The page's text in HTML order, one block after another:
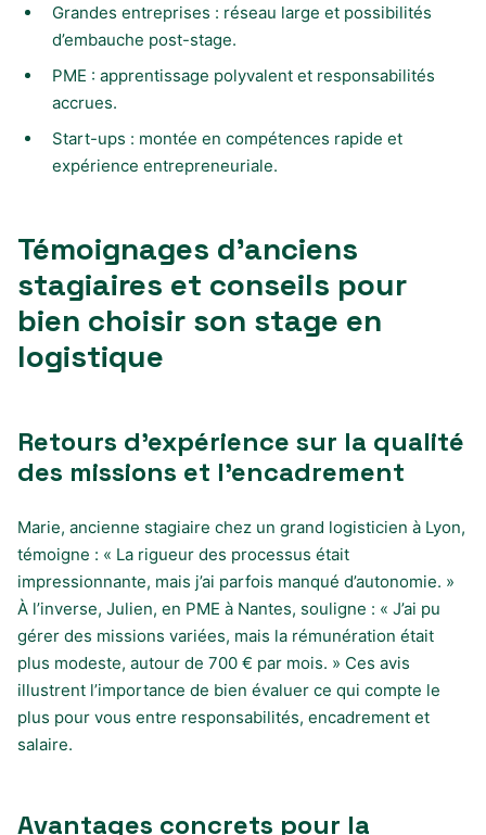
Grandes entreprises : réseau large et possibilités
d’embauche post-stage.
PME : apprentissage polyvalent et responsabilités
accrues.
Start-ups : montée en compétences rapide et
expérience entrepreneuriale.
Témoignages d’anciens
stagiaires et conseils pour
bien choisir son stage en
logistique
Retours d’expérience sur la qualité
des missions et l’encadrement
Marie, ancienne stagiaire chez un grand logisticien à Lyon,
témoigne : « La rigueur des processus était
impressionnante, mais j’ai parfois manqué d’autonomie. »
À l’inverse, Julien, en PME à Nantes, souligne : « J’ai pu
gérer des missions variées, mais la rémunération était
plus modeste, autour de 700 € par mois. » Ces avis
illustrent l’importance de bien évaluer ce qui compte le
plus pour vous entre responsabilités, encadrement et
salaire.
Avantages concrets pour la